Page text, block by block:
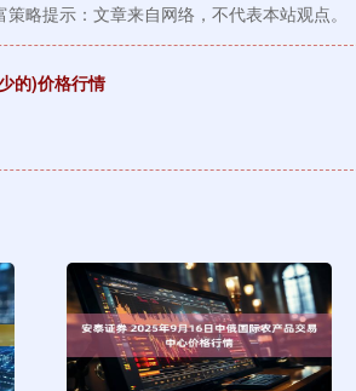
策略提示：文章来自网络，不代表本站观点。
的)价格行情